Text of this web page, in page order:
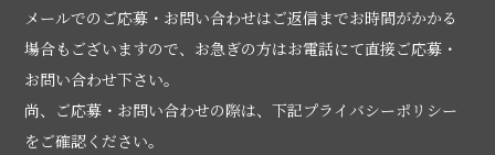
メールでのご応募・お問い合わせはご返信までお時間がかかる
場合もございますので、お急ぎの方はお電話にて直接ご応募・
お問い合わせ下さい。
尚、ご応募・お問い合わせの際は、下記プライバシーポリシー
をご確認ください。